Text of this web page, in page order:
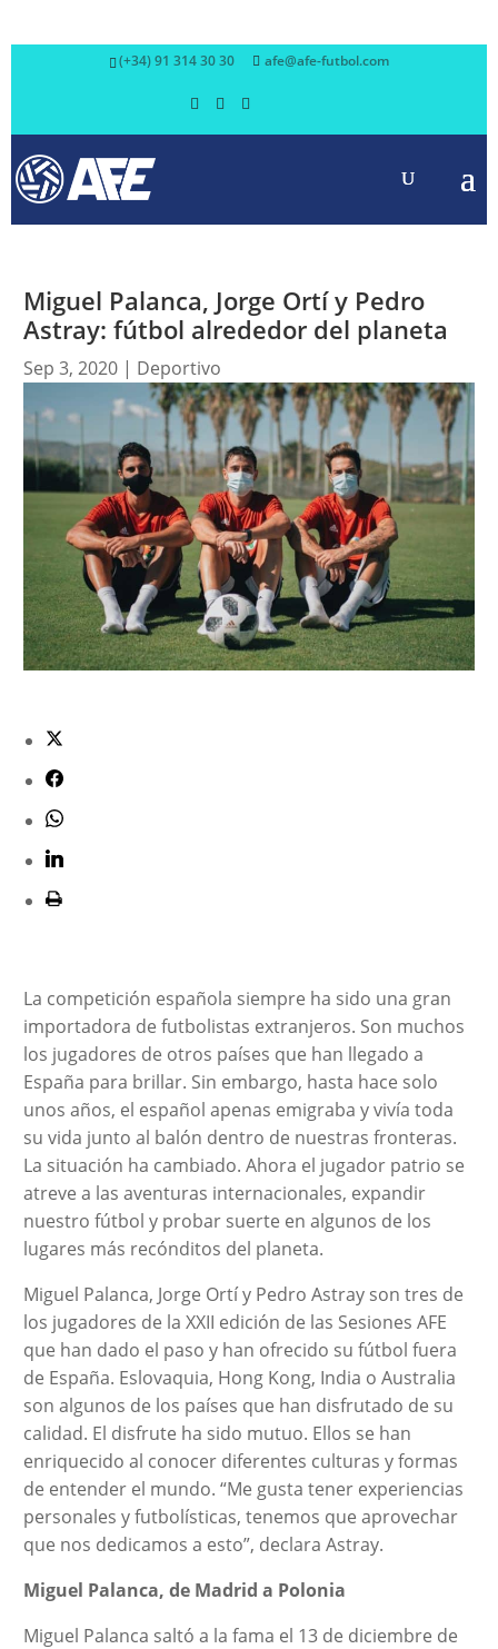
(+34) 91 314 30 30 afe@afe-futbol.com
Miguel Palanca, Jorge Ortí y Pedro
Astray: fútbol alrededor del planeta
Sep 3, 2020| Deportivo
La competición española siempre ha sido una gran
importadora de futbolistas extranjeros. Son muchos
los jugadores de otros países que han llegado a
España para brillar. Sin embargo, hasta hace solo
unos años, el español apenas emigraba y vivía toda
su vida junto al balón dentro de nuestras fronteras.
La situación ha cambiado. Ahora el jugador patrio se
atreve a las aventuras internacionales, expandir
nuestro fútbol y probar suerte en algunos de los
lugares más recónditos del planeta.
Miguel Palanca, Jorge Ortí y Pedro Astray son tres de
los jugadores de la XXII edición de las Sesiones AFE
que han dado el paso y han ofrecido su fútbol fuera
de España. Eslovaquia, Hong Kong, India o Australia
son algunos de los países que han disfrutado de su
calidad. El disfrute ha sido mutuo. Ellos se han
enriquecido al conocer diferentes culturas y formas
de entender el mundo. “Me gusta tener experiencias
personales y futbolísticas, tenemos que aprovechar
que nos dedicamos a esto”, declara Astray.
Miguel Palanca, de Madrid a Polonia
Miguel Palanca saltó a la fama el 13 de diciembre de